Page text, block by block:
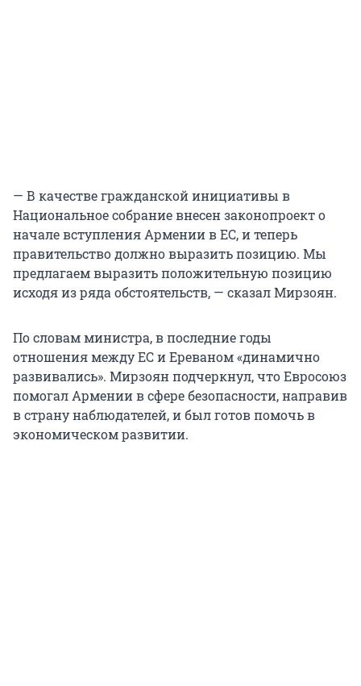
— В качестве гражданской инициативы в
Национальное собрание внесен законопроект о
начале вступления Армении в ЕС, и теперь
правительство должно выразить позицию. Мы
предлагаем выразить положительную позицию
исходя из ряда обстоятельств, — сказал Мирзоян.
По словам министра, в последние годы
отношения между ЕС и Ереваном «динамично
развивались». Мирзоян подчеркнул, что Евросоюз
помогал Армении в сфере безопасности, направив
в страну наблюдателей, и был готов помочь в
экономическом развитии.